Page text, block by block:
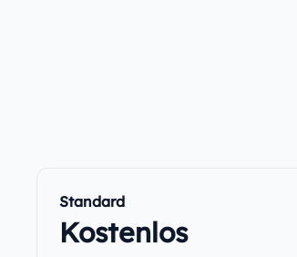
Standard
Kostenlos